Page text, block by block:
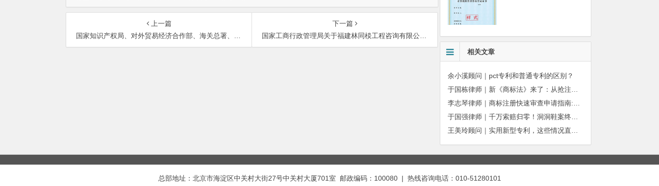
上一篇
国家知识产权局、对外贸易经济合作部、海关总署、国家工商行政管理局、国家出入境检验检疫局关于开展打击假
下一篇
国家工商行政管理局关于福建林同棪工程咨询有限公司名称争议问题的答复
相关文章
余小溪顾问｜pct专利和普通专利的区别？
总部地址：北京市海淀区中关村大街27号中关村大厦701室 邮政编码：100080 | 热线咨询电话：010-51280101